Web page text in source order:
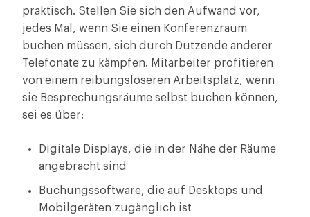
praktisch. Stellen Sie sich den Aufwand vor,
jedes Mal, wenn Sie einen Konferenzraum
buchen müssen, sich durch Dutzende anderer
Telefonate zu kämpfen. Mitarbeiter profitieren
von einem reibungsloseren Arbeitsplatz, wenn
sie Besprechungsräume selbst buchen können,
sei es über:
Digitale Displays, die in der Nähe der Räume
angebracht sind
Buchungssoftware, die auf Desktops und
Mobilgeräten zugänglich ist